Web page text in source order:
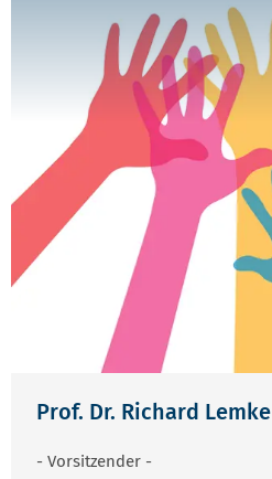
Prof. Dr. Richard Lemke
- Vorsitzender -